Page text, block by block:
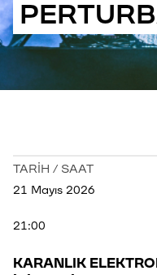
TARİH / SAAT
21 Mayıs 2026
21:00
KARANLIK